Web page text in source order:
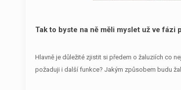
Tak to byste na ně měli myslet už ve fázi
Hlavně je důležité zjistit si předem o žaluziích co
požaduji i další funkce? Jakým způsobem budu